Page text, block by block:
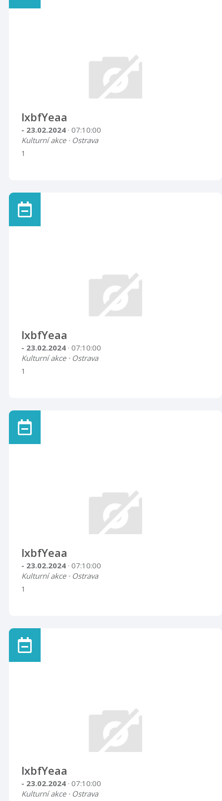
lxbfYeaa
- 23.02.2024 · 07:10:00
Kulturní akce · Ostrava
1
lxbfYeaa
- 23.02.2024 · 07:10:00
Kulturní akce · Ostrava
1
lxbfYeaa
- 23.02.2024 · 07:10:00
Kulturní akce · Ostrava
1
lxbfYeaa
- 23.02.2024 · 07:10:00
Kulturní akce · Ostrava